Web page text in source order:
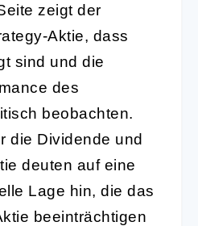
zeigt der
Aktie, dass
sind und die
des
beobachten.
die Dividende und
deuten auf eine
Lage hin, die das
beeinträchtigen